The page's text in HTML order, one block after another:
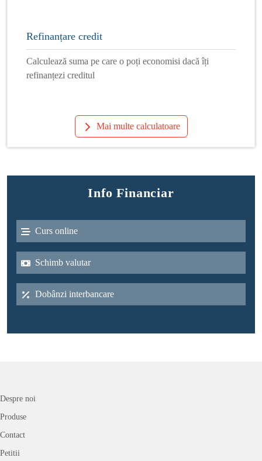
Refinanțare credit
Calculează suma pe care o poți economisi dacă îți
refinanțezi creditul
Mai multe calculatoare
Info Financiar
Curs online
Schimb valutar
Dobânzi interbancare
Despre noi
Produse
Contact
Petitii